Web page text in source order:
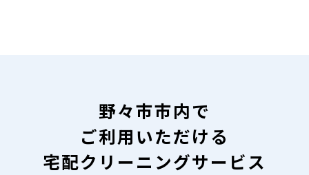
野々市市内で
ご利用いただける
宅配クリーニングサービス